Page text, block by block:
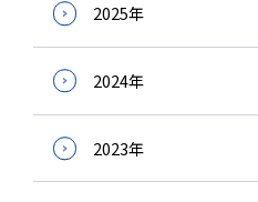
2025年
2024年
2023年